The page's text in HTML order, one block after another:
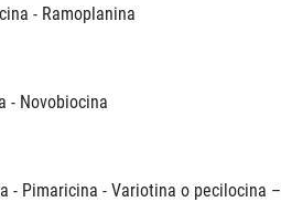
- Ramoplanina
Novobiocina
- Variotina o pecilocina –